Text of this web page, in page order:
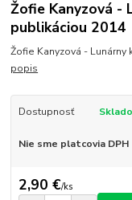
Žofie Kanyzová -
publikáciou 2014
Žofie Kanyzová -
popis
Dostupnosť
Nie sme platcovia DPH
2,90 €/ks